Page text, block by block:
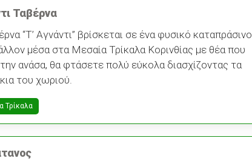
Ταβέρνα
“Τ’ Αγνάντι” βρίσκεται σε ένα φυσικό καταπράσινο
μέσα στα Μεσαία Τρίκαλα Κορινθίας με θέα που
ανάσα, θα φτάσετε πολύ εύκολα διασχίζοντας τα
του χωριού.
Τρίκαλα